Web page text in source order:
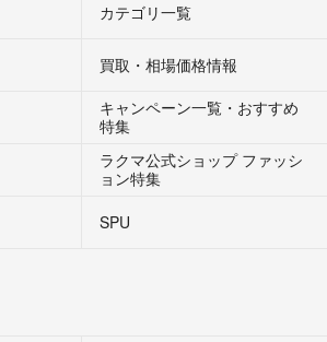
カテゴリ一覧
買取・相場価格情報
キャンペーン一覧・おすすめ
特集
ラクマ公式ショップ ファッシ
ョン特集
SPU